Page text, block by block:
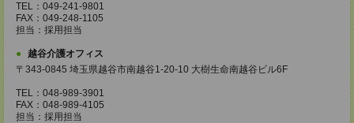
TEL：049-241-9801
FAX：049-248-1105
担当：採用担当
越谷介護オフィス
〒343-0845 埼玉県越谷市南越谷1-20-10 大樹生命南越谷ビル6F
TEL：048-989-3901
FAX：048-989-4105
担当：採用担当